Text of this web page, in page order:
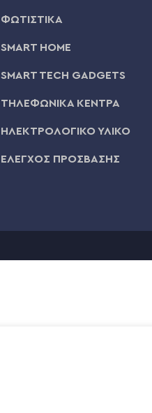
ΦΩΤΙΣΤΙΚΑ
SMART HOME
SMART TECH GADGETS
ΤΗΛΕΦΩΝΙΚΑ ΚΕΝΤΡΑ
ΗΛΕΚΤΡΟΛΟΓΙΚΟ ΥΛΙΚΟ
ΕΛΕΓΧΟΣ ΠΡΟΣΒΑΣΗΣ